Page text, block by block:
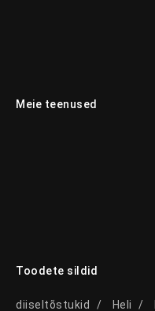
Meie teenused
Toodete sildid
diiseltõstukid Heli